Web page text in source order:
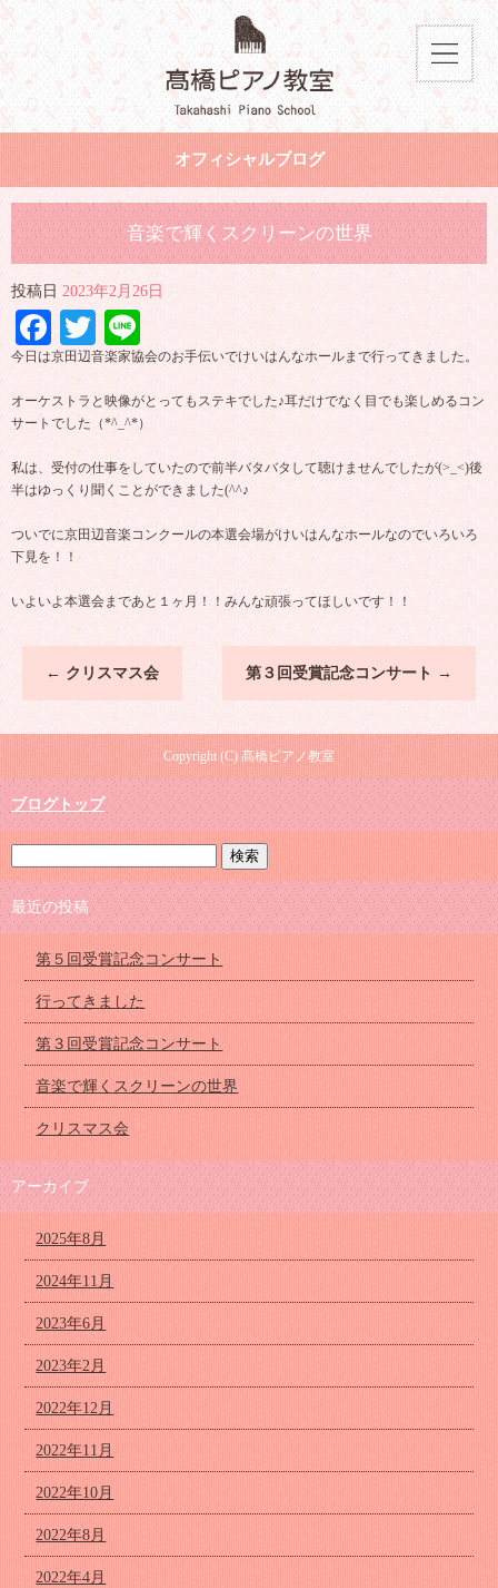
オフィシャルブログ
音楽で輝くスクリーンの世界
投稿日 2023年2月26日
Facebook
Twitter
今日は京田辺音楽家協会のお手伝いでけいはんなホールまで行ってきました。
オーケストラと映像がとってもステキでした♪耳だけでなく目でも楽しめるコン
サートでした（*^_^*）
私は、受付の仕事をしていたので前半バタバタして聴けませんでしたが(>_<)後
半はゆっくり聞くことができました(^^♪
ついでに京田辺音楽コンクールの本選会場がけいはんなホールなのでいろいろ
下見を！！
いよいよ本選会まであと１ヶ月！！みんな頑張ってほしいです！！
← クリスマス会 第３回受賞記念コンサート →
Copyright (C) 髙橋ピアノ教室
ブログトップ
最近の投稿
第５回受賞記念コンサート
行ってきました
第３回受賞記念コンサート
音楽で輝くスクリーンの世界
クリスマス会
アーカイブ
2025年8月
2024年11月
2023年6月
2023年2月
2022年12月
2022年11月
2022年10月
2022年8月
2022年4月